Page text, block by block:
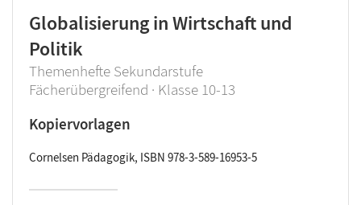
Globalisierung in Wirtschaft und
Politik
Themenhefte Sekundarstufe
Fächerübergreifend · Klasse 10-13
Kopiervorlagen
Cornelsen Pädagogik, ISBN 978-3-589-16953-5